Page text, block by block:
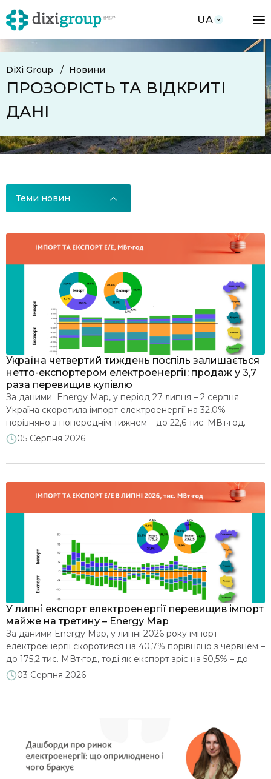
UA
DiXi Group Новини
ПРОЗОРІСТЬ ТА ВІДКРИТІ
ДАНІ
Теми новин
Виконання програм МВФ та ЄС
ВДЕ
НПЕК
Муніципальні енергетичні плани
Прозорість та відкриті дані
Відновлення і сталий розвиток
Енергетична безпека та санкції
Клімат і декарбонізація
Захист споживачів
Видобувна галузь і надрокористування
Експорт - імпорт електроенергії
Україна четвертий тиждень поспіль залишається
нетто-експортером електроенергії: продаж у 3,7
раза перевищив купівлю
За даними Energy Map, у період 27 липня – 2 серпня
Україна скоротила імпорт електроенергії на 32,0%
порівняно з попереднім тижнем – до 22,6 тис. МВт·год.
Водночас експорт зріс на 49,6% – до 84,2 тис. МВт·год.
статус нетто-експортера: обсяг поставок електроенергії
05 Серпня 2026
У липні експорт електроенергії перевищив імпорт
майже на третину – Energy Map
За даними Energy Map, у липні 2026 року імпорт
електроенергії скоротився на 40,7% порівняно з червнем –
до 175,2 тис. МВт·год, тоді як експорт зріс на 50,5% – до
232,5 тис. МВт·год. У підсумку в липні, вперше за останні 10
позитивне сальдо зовнішньої торгівлі електроенергією за
03 Серпня 2026